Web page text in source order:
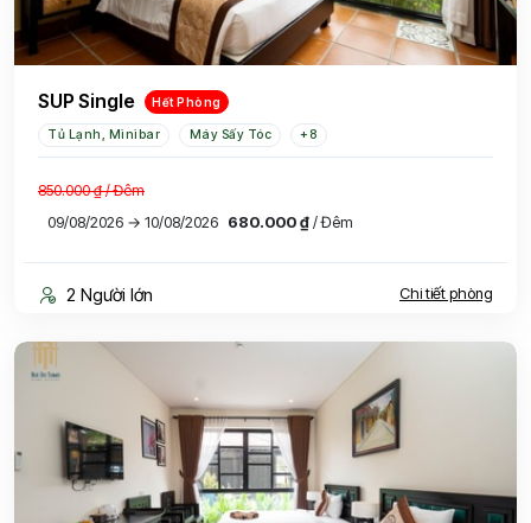
SUP Single Hết Phòng
Tủ Lạnh, Minibar Máy Sấy Tóc +8
850.000 ₫/ Đêm
09/08/2026 → 10/08/2026 680.000 ₫ / Đêm
2 Người lớn Chi tiết phòng